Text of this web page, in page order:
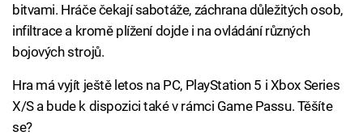
bitvami. Hráče čekají sabotáže, záchrana důležitých osob,
infiltrace a kromě plížení dojde i na ovládání různých
bojových strojů.
Hra má vyjít ještě letos na PC, PlayStation 5 i Xbox Series
X/S a bude k dispozici také v rámci Game Passu. Těšíte
se?